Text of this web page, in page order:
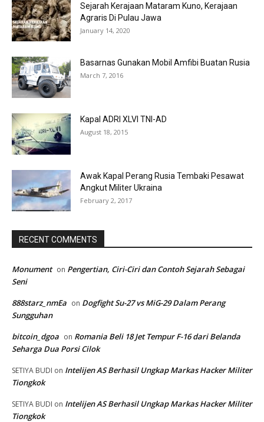
Sejarah Kerajaan Mataram Kuno, Kerajaan
Agraris Di Pulau Jawa
January 14, 2020
Basarnas Gunakan Mobil Amfibi Buatan Rusia
March 7, 2016
Kapal ADRI XLVI TNI-AD
August 18, 2015
Awak Kapal Perang Rusia Tembaki Pesawat
Angkut Militer Ukraina
February 2, 2017
RECENT COMMENTS
Monument on Pengertian, Ciri-Ciri dan Contoh Sejarah Sebagai
Seni
888starz_nmEa on Dogfight Su-27 vs MiG-29 Dalam Perang
Sungguhan
bitcoin_dgoa on Romania Beli 18 Jet Tempur F-16 dari Belanda
Seharga Dua Porsi Cilok
SETIYA BUDI on Intelijen AS Berhasil Ungkap Markas Hacker Militer
Tiongkok
SETIYA BUDI on Intelijen AS Berhasil Ungkap Markas Hacker Militer
Tiongkok